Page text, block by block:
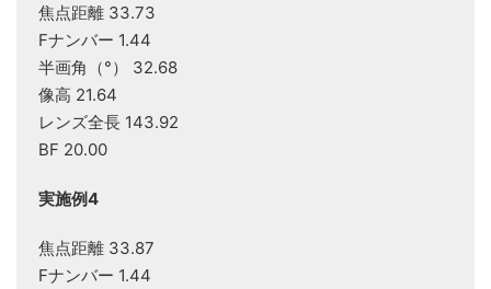
焦点距離 33.73
Fナンバー 1.44
半画角（°） 32.68
像高 21.64
レンズ全長 143.92
BF 20.00
実施例4
焦点距離 33.87
Fナンバー 1.44